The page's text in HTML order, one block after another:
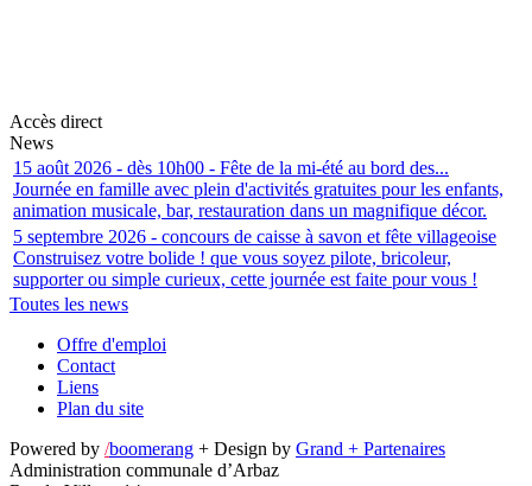
Accès direct
News
15 août 2026 - dès 10h00 - Fête de la mi-été au bord des...
Journée en famille avec plein d'activités gratuites pour les enfants,
animation musicale, bar, restauration dans un magnifique décor.
5 septembre 2026 - concours de caisse à savon et fête villageoise
Construisez votre bolide ! que vous soyez pilote, bricoleur,
supporter ou simple curieux, cette journée est faite pour vous !
Toutes les news
Offre d'emploi
Contact
Liens
Plan du site
Powered by /boomerang + Design by Grand + Partenaires
Administration communale d’Arbaz